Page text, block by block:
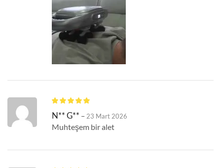
N** G** –23 Mart 2026
Muhteşem bir alet